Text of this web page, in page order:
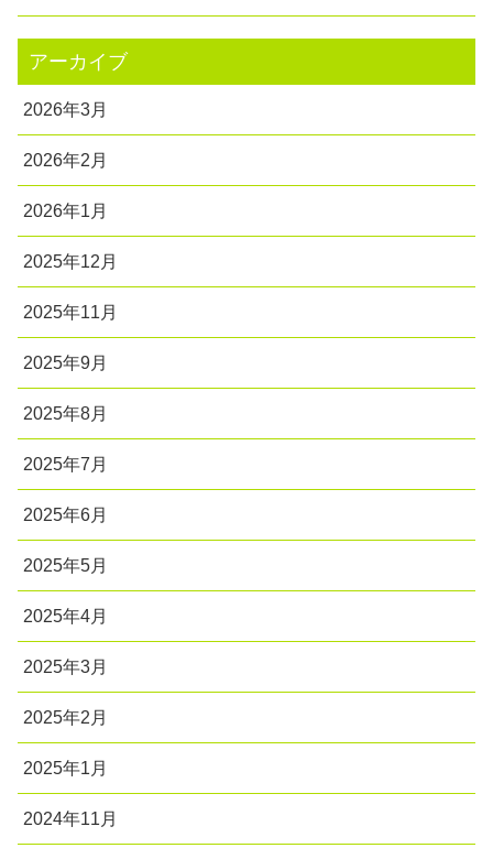
アーカイブ
2026年3月
2026年2月
2026年1月
2025年12月
2025年11月
2025年9月
2025年8月
2025年7月
2025年6月
2025年5月
2025年4月
2025年3月
2025年2月
2025年1月
2024年11月